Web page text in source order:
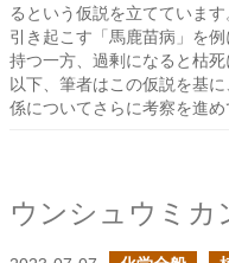
るという仮説を立てていま
引き起こす「馬鹿苗病」を
持つ一方、過剰になると枯
以下、筆者はこの仮説を基
係についてさらに考察を進め